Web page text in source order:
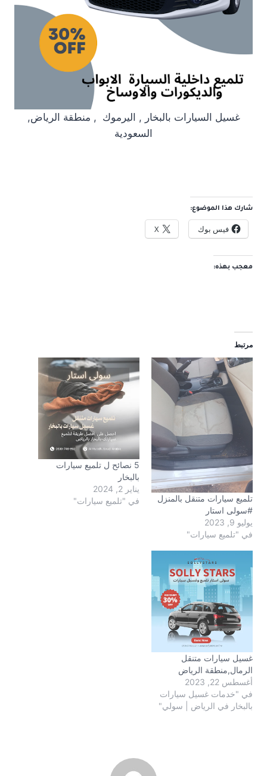
غسيل السيارات بالبخار , اليرموك , منطقة الرياض,
السعودية
شارك هذا الموضوع:
فيس بوك X
معجب بهذه:
مرتبط
تلميع سيارات متنقل بالمنزل
#سولى استار
يوليو 9, 2023
في "تلميع سيارات"
5 نصائح ل تلميع سيارات
بالبخار
يناير 2, 2024
في "تلميع سيارات"
غسيل سيارات متنقل
الرمال,منطقة الرياض
أغسطس 22, 2023
في "خدمات غسيل سيارات
بالبخار في الرياض | سولي"